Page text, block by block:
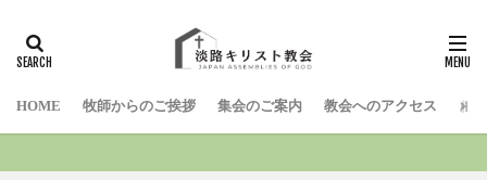
HOME 牧師からのご挨拶 集会のご案内 教会へのアクセス お
検索